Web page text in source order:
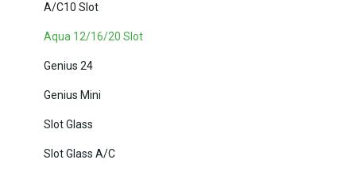
A/C10 Slot
Aqua 12/16/20 Slot
Genius 24
Genius Mini
Slot Glass
Slot Glass A/C